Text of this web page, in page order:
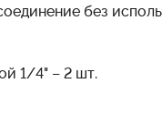
без
1/4" – 2 шт.